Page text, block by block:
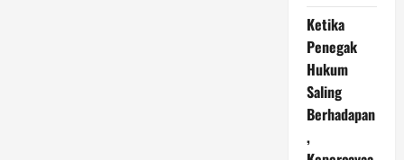
Ketika
Penegak
Hukum
Saling
Berhadapan
,